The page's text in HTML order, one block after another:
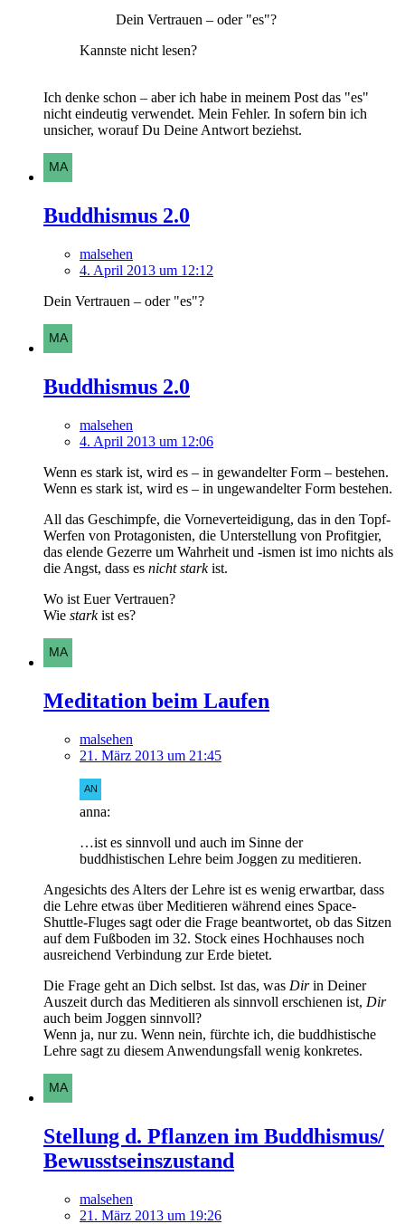
Dein Vertrauen – oder "es"?
Kannste nicht lesen?
Ich denke schon – aber ich habe in meinem Post das "es"
nicht eindeutig verwendet. Mein Fehler. In sofern bin ich
unsicher, worauf Du Deine Antwort beziehst.
Buddhismus 2.0
malsehen
4. April 2013 um 12:12
Dein Vertrauen – oder "es"?
Buddhismus 2.0
malsehen
4. April 2013 um 12:06
Wenn es stark ist, wird es – in gewandelter Form – bestehen.
Wenn es stark ist, wird es – in ungewandelter Form bestehen.
All das Geschimpfe, die Vorneverteidigung, das in den Topf-
Werfen von Protagonisten, die Unterstellung von Profitgier,
das elende Gezerre um Wahrheit und -ismen ist imo nichts als
die Angst, dass es nicht starkist.
Wo ist Euer Vertrauen?
Wie starkist es?
Meditation beim Laufen
malsehen
21. März 2013 um 21:45
anna:
…ist es sinnvoll und auch im Sinne der
buddhistischen Lehre beim Joggen zu meditieren.
Angesichts des Alters der Lehre ist es wenig erwartbar, dass
die Lehre etwas über Meditieren während eines Space-
Shuttle-Fluges sagt oder die Frage beantwortet, ob das Sitzen
auf dem Fußboden im 32. Stock eines Hochhauses noch
ausreichend Verbindung zur Erde bietet.
Die Frage geht an Dich selbst. Ist das, was Dirin Deiner
Auszeit durch das Meditieren als sinnvoll erschienen ist, Dir
auch beim Joggen sinnvoll?
Wenn ja, nur zu. Wenn nein, fürchte ich, die buddhistische
Lehre sagt zu diesem Anwendungsfall wenig konkretes.
Stellung d. Pflanzen im Buddhismus/
Bewusstseinszustand
malsehen
21. März 2013 um 19:26